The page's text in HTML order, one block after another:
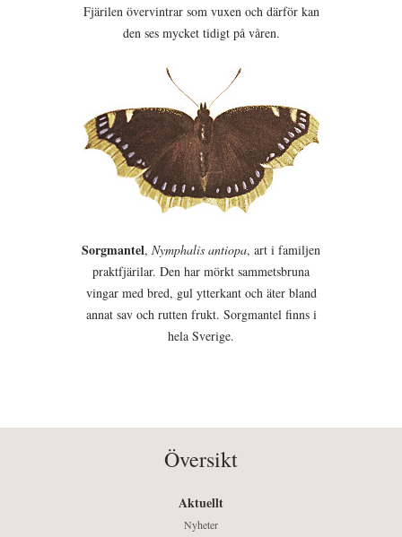
Fjärilen övervintrar som vuxen och därför kan
den ses mycket tidigt på våren.
Sorgmantel, Nymphalis antiopa, art i familjen
praktfjärilar. Den har mörkt sammetsbruna
vingar med bred, gul ytterkant och äter bland
annat sav och rutten frukt. Sorgmantel finns i
hela Sverige.
Översikt
Aktuellt
Nyheter